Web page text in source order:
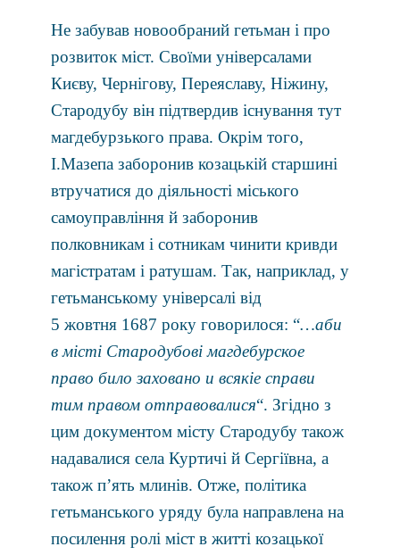
Не забував новообраний гетьман і про
розвиток міст. Своїми універсалами
Києву, Чернігову, Переяславу, Ніжину,
Стародубу він підтвердив існування тут
магдебурзького права. Окрім того,
І.Мазепа заборонив козацькій старшині
втручатися до діяльності міського
самоуправління й заборонив
полковникам і сотникам чинити кривди
магістратам і ратушам. Так, наприклад, у
гетьманському універсалі від
5 жовтня 1687 року говорилося: “…аби
в місті Стародубові магдебурское
право било заховано и всякіе справи
тим правом отправовалися“. Згідно з
цим документом місту Стародубу також
надавалися села Куртичі й Сергіївна, а
також п’ять млинів. Отже, політика
гетьманського уряду була направлена на
посилення ролі міст в житті козацької